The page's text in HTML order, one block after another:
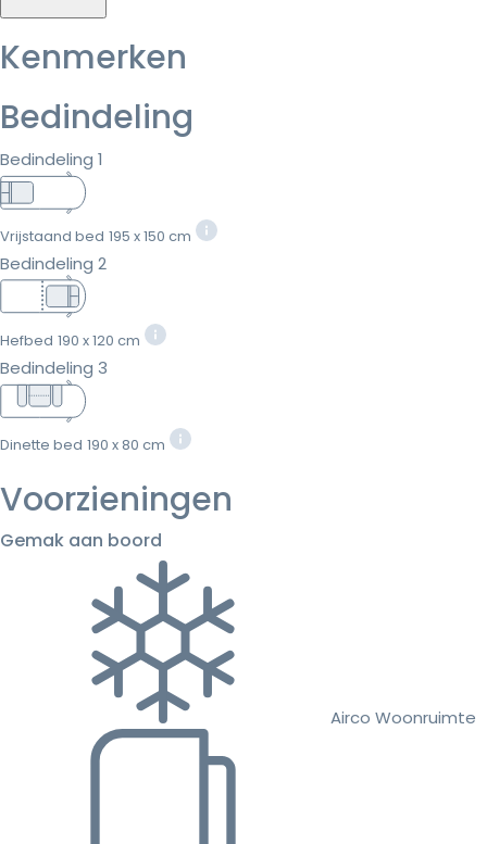
Kenmerken
Bedindeling
Bedindeling 1
Vrijstaand bed 195 x 150 cm
Bedindeling 2
Hefbed 190 x 120 cm
Bedindeling 3
Dinette bed 190 x 80 cm
Voorzieningen
Gemak aan boord
Airco Woonruimte